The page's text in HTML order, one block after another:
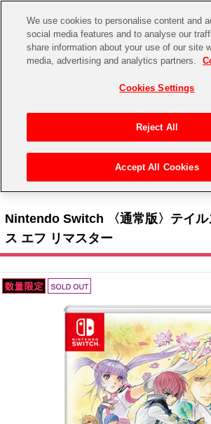
CHANNEL STORE
ゲーム
ASOBI
プレミアム会員とは
アイドルマスターシリーズ
アイドルマスター
アイドルマスター SideM
アイドルマスター シャイニーカラーズ
学園アイドルマスター
プロジェクトアイマス ヴイアライヴ
テイルズ オブ シリーズ
イベントグッズ
トイ・ホビー
テイルズ オブ シリーズ > Nintendo
Nintendo Switch 〈通常版〉テイル
ス エフ リマスター
We use cookies to personalise content and
social media features and to analyse our
share information about your use of our site
media, advertising and analytics partners.
Cookies Settings
Reject All
Accept All Cookies